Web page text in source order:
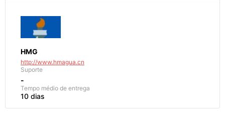
HMG
http://www.hmagua.cn
Suporte
-
Tempo médio de entrega
10 dias